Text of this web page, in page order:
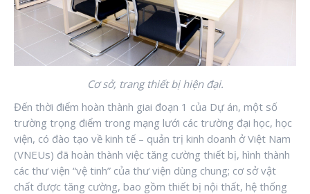
Cơ sở, trang thiết bị hiện đại.
Đến thời điểm hoàn thành giai đoạn 1 của Dự án, một số
trường trọng điểm trong mạng lưới các trường đại học, học
viện, có đào tạo về kinh tế – quản trị kinh doanh ở Việt Nam
(VNEUs) đã hoàn thành việc tăng cường thiết bị, hình thành
các thư viện “vệ tinh” của thư viện dùng chung; cơ sở vật
chất được tăng cường, bao gồm thiết bị nội thất, hệ thống